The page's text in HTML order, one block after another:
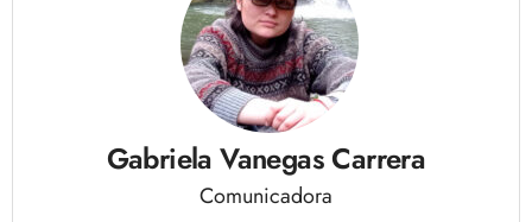
Gabriela Vanegas Carrera
Comunicadora